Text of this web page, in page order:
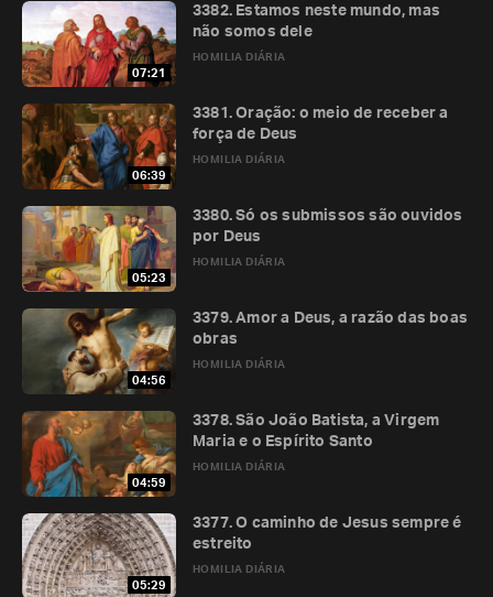
07:21
HOMILIA DIÁRIA
3382. Estamos neste mundo, mas
não somos dele
06:39
HOMILIA DIÁRIA
3381. Oração: o meio de receber a
força de Deus
05:23
HOMILIA DIÁRIA
3380. Só os submissos são ouvidos
por Deus
04:56
HOMILIA DIÁRIA
3379. Amor a Deus, a razão das boas
obras
04:59
HOMILIA DIÁRIA
3378. São João Batista, a Virgem
Maria e o Espírito Santo
05:29
HOMILIA DIÁRIA
3377. O caminho de Jesus sempre é
estreito